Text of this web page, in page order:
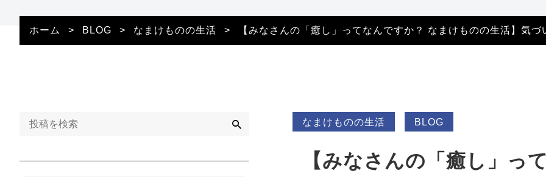
ホーム > BLOG > なまけものの生活 > 【みなさんの「癒し」ってなんですか？ なまけものの生活】気
なまけものの生活 BLOG
【みなさんの「癒し」っ